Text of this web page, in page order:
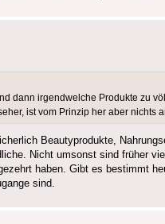
dann irgendwelche Produkte zu
ist vom Prinzip her aber nichts
Beautyprodukte,
Nicht umsonst sind früher
haben. Gibt es bestimmt
sind.